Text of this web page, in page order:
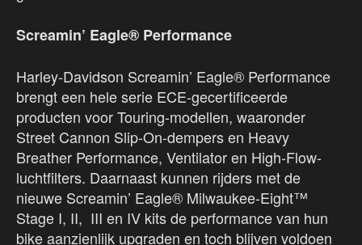
Screamin’ Eagle® Performance
Harley-Davidson Screamin’ Eagle® Performance
brengt een hele serie ECE-gecertificeerde
producten voor Touring-modellen, waaronder
Street Cannon Slip-On-dempers en Heavy
Breather Performance, Ventilator en High-Flow-
luchtfilters. Daarnaast kunnen rijders met de
nieuwe Screamin’ Eagle® Milwaukee-Eight™
Stage I, II, III en IV kits de performance van hun
bike aanzienlijk upgraden en toch blijven voldoen